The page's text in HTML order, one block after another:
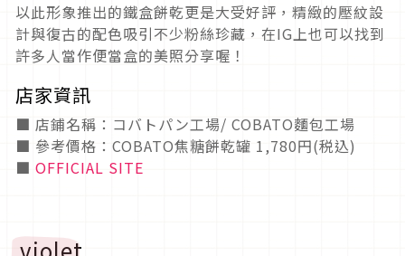
以此形象推出的鐵盒餅乾更是大受好評，精緻的壓紋設
計與復古的配色吸引不少粉絲珍藏，在IG上也可以找到
許多人當作便當盒的美照分享喔！
店家資訊
■ 店鋪名稱：コバトパン工場/ COBATO麵包工場
■ 參考價格：COBATO焦糖餅乾罐 1,780円(税込)
■ OFFICIAL SITE